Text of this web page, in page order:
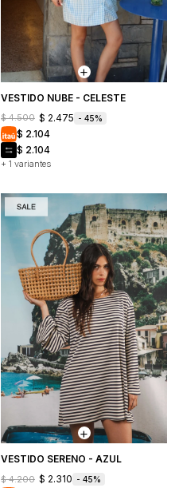
VESTIDO NUBE - CELESTE
+ 1 variantes
$ 4.500 $ 2.475 45
$ 2.104
$ 2.104
VESTIDO SERENO - AZUL
$ 4.200 $ 2.310 45